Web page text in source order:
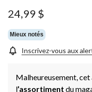
24,99 $
Mieux notés
Inscrivez-vous aux
Malheureusement,
l’assortiment du